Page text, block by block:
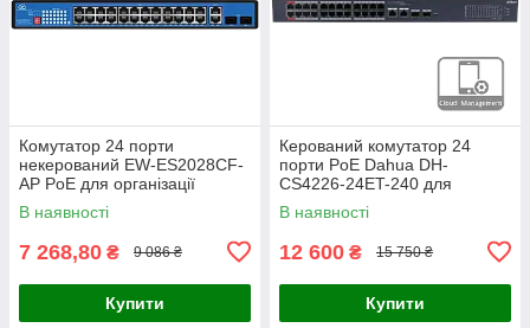
Комутатор 24 порти
некерований EW-ES2028CF-
AP PoE для організації
мережевої інфраструктури з
віддаленим керуванням та
В наявності
7 268,80 ₴ 9 086 ₴
Купити
Керований комутатор 24
порти PoE Dahua DH-
CS4226-24ET-240 для
організації мережі та
живлення IP-камер і
В наявності
12 600 ₴ 15 750 ₴
Купити